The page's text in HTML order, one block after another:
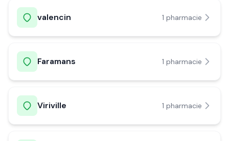
valencin 1 pharmacie
Faramans 1 pharmacie
Viriville 1 pharmacie